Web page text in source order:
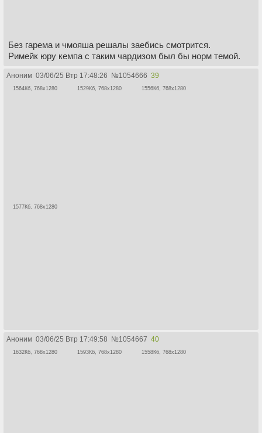
Без гарема и чмояша решалы заебись смотрится.
Римейк юру кемпа с таким чардизом был бы норм темой.
Аноним 03/06/25 Втр 17:48:26 №1054666 39
1564Кб, 768x1280 1529Кб, 768x1280 1556Кб, 768x1280
1577Кб, 768x1280
Аноним 03/06/25 Втр 17:49:58 №1054667 40
1632Кб, 768x1280 1593Кб, 768x1280 1558Кб, 768x1280